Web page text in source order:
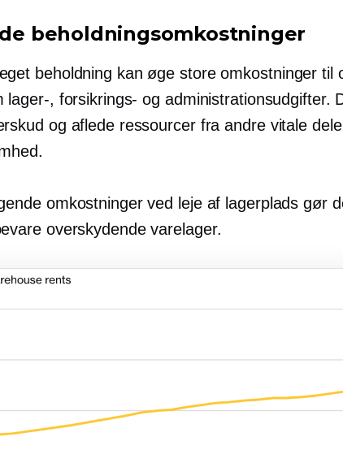
beholdningsomkostninger
beholdning kan øge store omkostninger til
lager-, forsikrings- og administrationsudgifter.
og aflede ressourcer fra andre vitale
omkostninger ved leje af lagerplads gør
overskydende varelager.